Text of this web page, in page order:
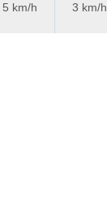
5 km/h
3 km/h